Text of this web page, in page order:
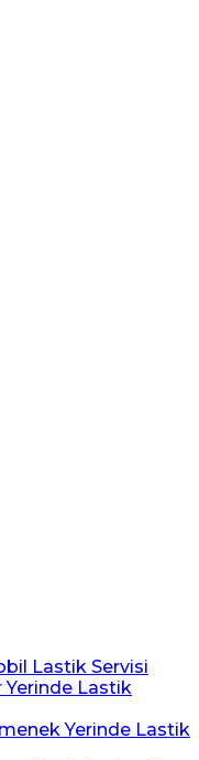
Lastik Servisi
Yerinde Lastik
Yerinde Lastik